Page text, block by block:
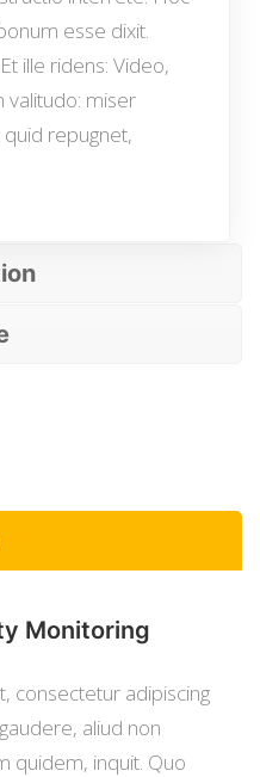
esse dixit.
ille ridens: Video,
valitudo: miser
repugnet,
Monitoring
consectetur adipiscing
aliud non
quidem, inquit. Quo